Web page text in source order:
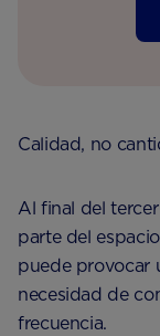
Calidad, no
Al final del
parte del
puede provocar
necesidad de
frecuencia.